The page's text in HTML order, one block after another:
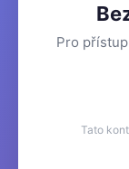
Pro
Tato